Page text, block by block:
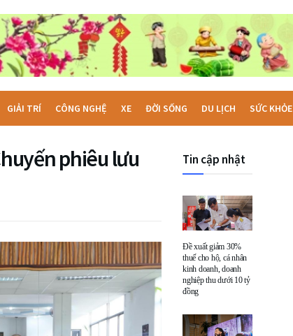
GIẢI TRÍ CÔNG NGHỆ XE ĐỜI SỐNG DU LỊCH SỨC KHỎE
phiêu lưu
Tin cập nhật
Đề xuất giảm 30%
thuế cho hộ, cá nhân
kinh doanh, doanh
nghiệp thu dưới 10 tỷ
đồng